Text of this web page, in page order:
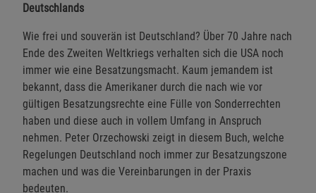
Deutschlands
Wie frei und souverän ist Deutschland? Über 70 Jahre nach
Ende des Zweiten Weltkriegs verhalten sich die USA noch
immer wie eine Besatzungsmacht. Kaum jemandem ist
bekannt, dass die Amerikaner durch die nach wie vor
gültigen Besatzungsrechte eine Fülle von Sonderrechten
haben und diese auch in vollem Umfang in Anspruch
nehmen. Peter Orzechowski zeigt in diesem Buch, welche
Regelungen Deutschland noch immer zur Besatzungszone
machen und was die Vereinbarungen in der Praxis
bedeuten.